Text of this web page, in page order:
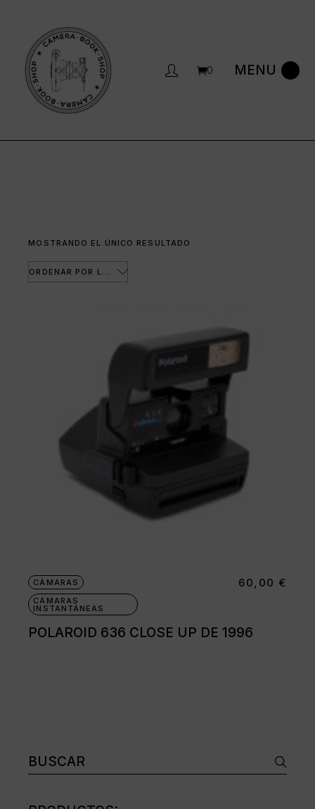
0
MOSTRANDO EL ÚNICO RESULTADO
CÁMARAS
CÁMARAS
INSTANTÁNEAS
POLAROID 636 CLOSE UP DE 1996
60,00 €
Buscar: